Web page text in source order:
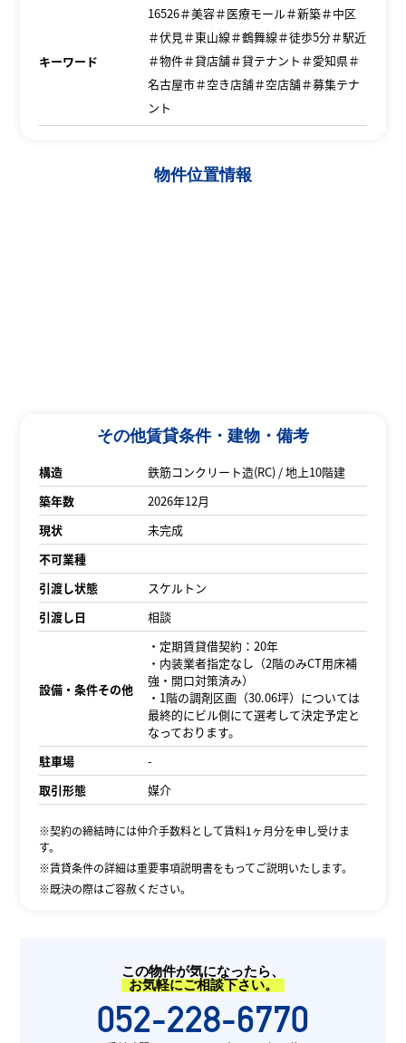
キーワード
16526＃美容＃医療モール＃新築＃中区
＃伏見＃東山線＃鶴舞線＃徒歩5分＃駅近
＃物件＃貸店舗＃貸テナント＃愛知県＃
名古屋市＃空き店舗＃空店舗＃募集テナ
ント
物件位置情報
その他賃貸条件・建物・備考
構造
鉄筋コンクリート造(RC) / 地上10階建
築年数
2026年12月
現状
未完成
不可業種
引渡し状態
スケルトン
引渡し日
相談
設備・条件その他
・定期賃貸借契約：20年
・内装業者指定なし（2階のみCT用床補
強・開口対策済み）
・1階の調剤区画（30.06坪）については
最終的にビル側にて選考して決定予定と
なっております。
駐車場
-
取引形態
媒介
※契約の締結時には仲介手数料として賃料1ヶ月分を申し受けま
す。
※賃貸条件の詳細は重要事項説明書をもってご説明いたします。
※既決の際はご容赦ください。
この物件が気になったら、
お気軽にご相談下さい。
052-228-6770